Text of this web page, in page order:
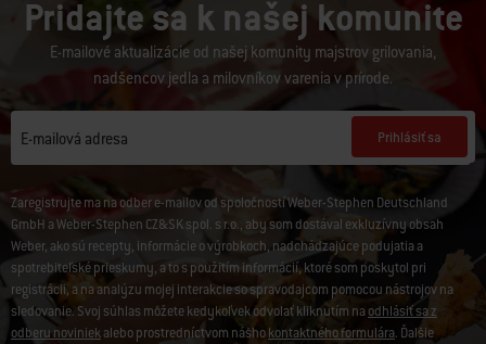
Pridajte sa k našej komunite
E-mailové aktualizácie od našej komunity majstrov grilovania,
nadšencov jedla a milovníkov varenia v prírode.
E-mailová adresa Prihlásiť sa
Zaregistrujte ma na odber e-mailov od spoločností Weber-Stephen Deutschland
GmbH a Weber-Stephen CZ&SK spol. s r.o., aby som dostával exkluzívny obsah
Weber, ako sú recepty, informácie o výrobkoch, nadchádzajúce podujatia a
spotrebiteľské prieskumy, a to s použitím informácií, ktoré som poskytol pri
registrácii, a na analýzu mojej interakcie so spravodajcom pomocou nástrojov na
sledovanie. Svoj súhlas môžete kedykoľvek odvolať kliknutím naodhlásiť sa z
odberu noviniekalebo prostredníctvom nášhokontaktného formulára. Ďalšie